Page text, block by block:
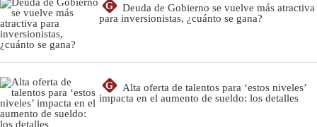
G
Deuda de Gobierno se vuelve más atractiva
para inversionistas, ¿cuánto se gana?
G
Alta oferta de talentos para ‘estos niveles’
impacta en el aumento de sueldo: los detalles